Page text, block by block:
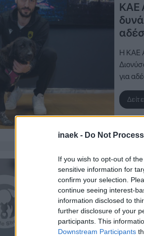
inaek - Do Not
If you wish to opt-out of
sensitive information for
confirm your selection.
continue seeing interest-
information disclosed to
further disclosure of your
participants. This
Downstream Participants
ΚΑΕ
Η ΚΑΕ
για
7